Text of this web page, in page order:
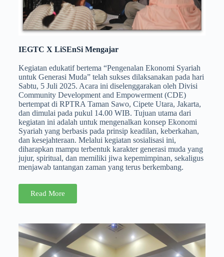
IEGTC X LiSEnSi Mengajar
Kegiatan edukatif bertema “Pengenalan Ekonomi Syariah
untuk Generasi Muda” telah sukses dilaksanakan pada hari
Sabtu, 5 Juli 2025. Acara ini diselenggarakan oleh Divisi
Community Development and Empowerment (CDE)
bertempat di RPTRA Taman Sawo, Cipete Utara, Jakarta,
dan dimulai pada pukul 14.00 WIB. Tujuan utama dari
kegiatan ini adalah untuk mengenalkan konsep Ekonomi
Syariah yang berbasis pada prinsip keadilan, keberkahan,
dan kesejahteraan. Melalui kegiatan sosialisasi ini,
diharapkan mampu terbentuk karakter generasi muda yang
jujur, spiritual, dan memiliki jiwa kepemimpinan, sekaligus
menjawab tantangan zaman yang terus berkembang.
Read More